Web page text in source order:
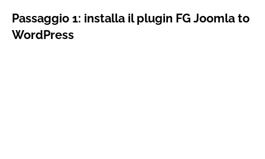
Passaggio 1: installa il plugin FG Joomla to
WordPress